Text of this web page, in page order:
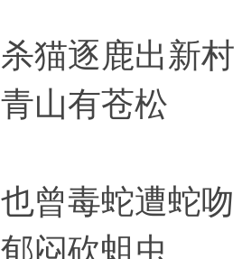
杀猫逐鹿出新
青山有苍松
也曾毒蛇遭蛇
郁闷砍蛆虫